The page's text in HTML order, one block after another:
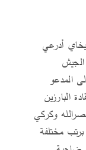
أدرعي
المدعو
البارزين
وكركي
عنصراً آخر برتب مختلفة